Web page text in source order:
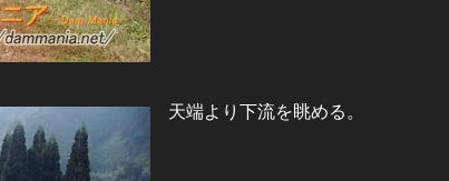
天端より下流を眺める。